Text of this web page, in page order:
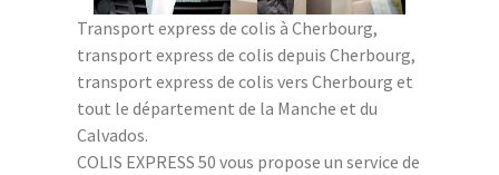
Transport express de colis à Cherbourg,
transport express de colis depuis Cherbourg,
transport express de colis vers Cherbourg et
tout le département de la Manche et du
Calvados.
COLIS EXPRESS 50 vous propose un service de